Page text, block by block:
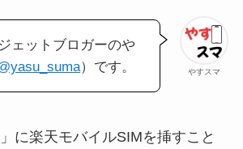
やすスマ
ェットブロガーのや
）です。
に楽天モバイルSIMを挿すこと